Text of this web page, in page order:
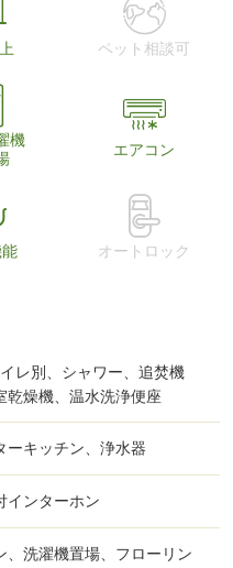
ペット相談可
機
エアコン
オートロック
レ別、シャワー、追焚機
乾燥機、温水洗浄便座
ーキッチン、浄水器
インターホン
、洗濯機置場、フローリン